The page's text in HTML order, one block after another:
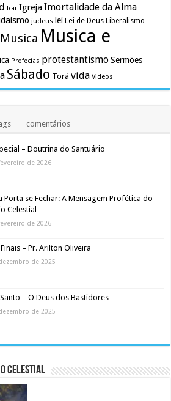
Icar Igreja Imortalidade da Alma
judeus lei Lei de Deus Liberalismo
Musica Musica e
Profecias protestantismo Sermões
Sábado Torá vida Videos
comentários
– Doutrina do Santuário
de 2026
Porta se Fechar: A Mensagem Profética do
Celestial
de 2026
– Pr. Arilton Oliveira
de 2025
– O Deus dos Bastidores
de 2025
Celestial